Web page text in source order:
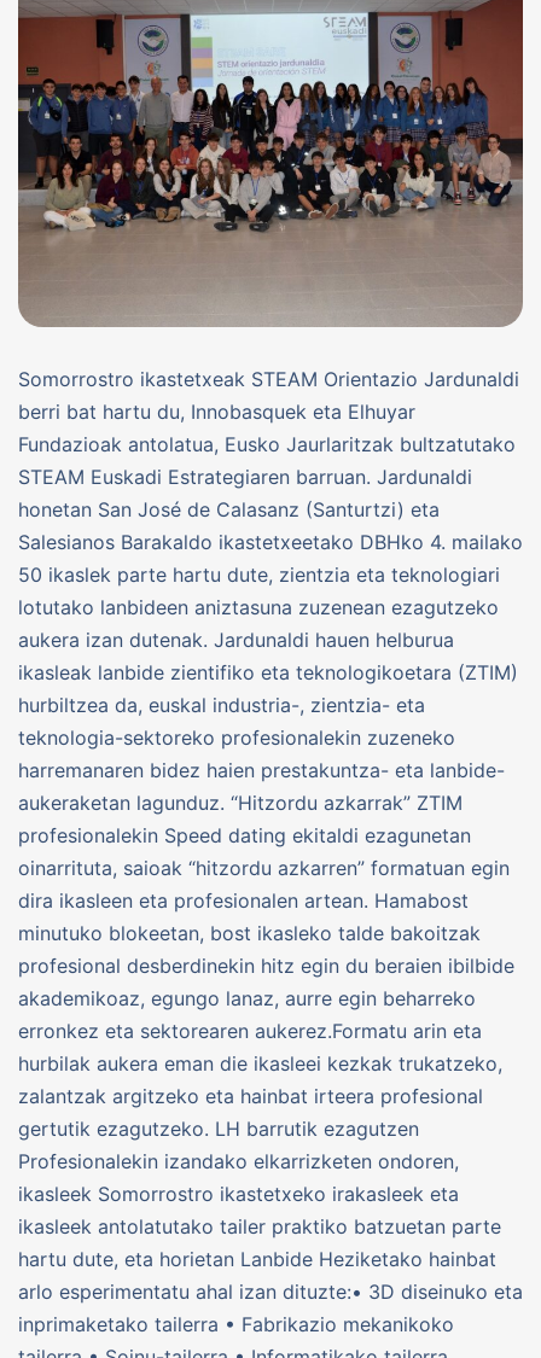
Somorrostro ikastetxeak STEAM Orientazio Jardunaldi
berri bat hartu du, Innobasquek eta Elhuyar
Fundazioak antolatua, Eusko Jaurlaritzak bultzatutako
STEAM Euskadi Estrategiaren barruan. Jardunaldi
honetan San José de Calasanz (Santurtzi) eta
Salesianos Barakaldo ikastetxeetako DBHko 4. mailako
50 ikaslek parte hartu dute, zientzia eta teknologiari
lotutako lanbideen aniztasuna zuzenean ezagutzeko
aukera izan dutenak. Jardunaldi hauen helburua
ikasleak lanbide zientifiko eta teknologikoetara (ZTIM)
hurbiltzea da, euskal industria-, zientzia- eta
teknologia-sektoreko profesionalekin zuzeneko
harremanaren bidez haien prestakuntza- eta lanbide-
aukeraketan lagunduz. “Hitzordu azkarrak” ZTIM
profesionalekin Speed dating ekitaldi ezagunetan
oinarrituta, saioak “hitzordu azkarren” formatuan egin
dira ikasleen eta profesionalen artean. Hamabost
minutuko blokeetan, bost ikasleko talde bakoitzak
profesional desberdinekin hitz egin du beraien ibilbide
akademikoaz, egungo lanaz, aurre egin beharreko
erronkez eta sektorearen aukerez.Formatu arin eta
hurbilak aukera eman die ikasleei kezkak trukatzeko,
zalantzak argitzeko eta hainbat irteera profesional
gertutik ezagutzeko. LH barrutik ezagutzen
Profesionalekin izandako elkarrizketen ondoren,
ikasleek Somorrostro ikastetxeko irakasleek eta
ikasleek antolatutako tailer praktiko batzuetan parte
hartu dute, eta horietan Lanbide Heziketako hainbat
arlo esperimentatu ahal izan dituzte:• 3D diseinuko eta
inprimaketako tailerra • Fabrikazio mekanikoko